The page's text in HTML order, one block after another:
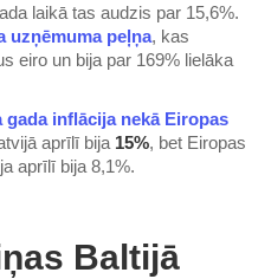
laikā tas audzis par 15,6%.
uzņēmuma peļņa​, kas
eiro un bija par 169% lielāka
inflācija nekā Eiropas
aprīlī bija 15%, bet Eiropas
aprīlī bija 8,1%.
Baltijā